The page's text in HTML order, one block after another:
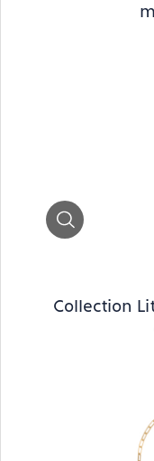
Collection